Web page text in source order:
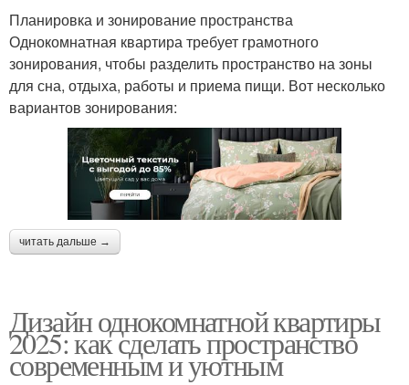
Планировка и зонирование пространства
Однокомнатная квартира требует грамотного
зонирования, чтобы разделить пространство на зоны
для сна, отдыха, работы и приема пищи. Вот несколько
вариантов зонирования:
читать дальше →
Дизайн однокомнатной квартиры
2025: как сделать пространство
современным и уютным